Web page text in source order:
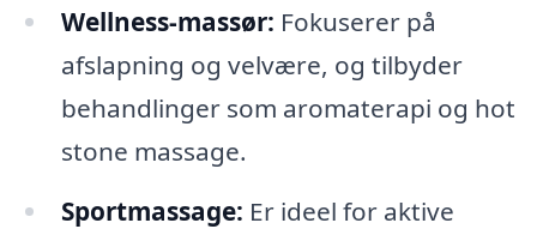
Wellness-massør: Fokuserer på
afslapning og velvære, og tilbyder
behandlinger som aromaterapi og hot
stone massage.
Sportmassage: Er ideel for aktive